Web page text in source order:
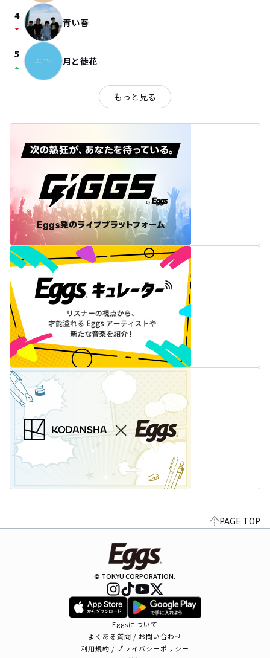
4
arrow_drop_down 青い春
5
arrow_drop_up 月と徒花
もっと見る
PAGE TOP
© TOKYU CORPORATION.
Eggsについて
よくある質問 / お問い合わせ
利用規約 / プライバシーポリシー